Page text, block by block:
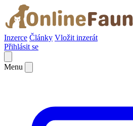
Inzerce Články Vložit inzerát
Přihlásit se
Menu